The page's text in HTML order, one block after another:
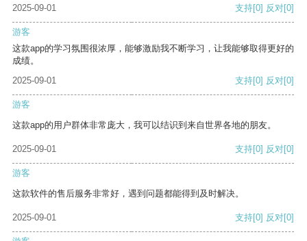
2025-09-01 支持[0] 反对[0]
游客
这款app的学习氛围很浓厚，能够激励我不断学习，让我能够取得更好的
成绩。
2025-09-01
支持[0] 反对[0]
游客
这款app的用户群体非常庞大，我可以结识到来自世界各地的朋友。
2025-09-01 支持[0] 反对[0]
游客
这款软件的售后服务非常好，遇到问题都能得到及时解决。
2025-09-01 支持[0] 反对[0]